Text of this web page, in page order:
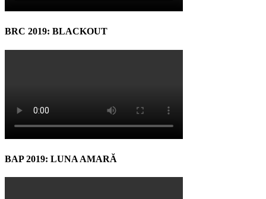
BRC 2019: BLACKOUT
BAP 2019: LUNA AMARĂ